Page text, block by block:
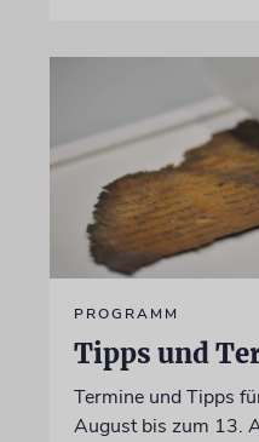
PROGRAMM
Tipps und
Termine und Tipps
August bis zum 13.